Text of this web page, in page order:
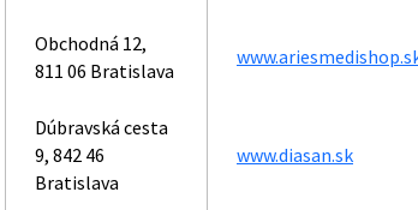
Obchodná 12,
811 06 Bratislava
Dúbravská cesta
9, 842 46
Bratislava
www.diasan.sk